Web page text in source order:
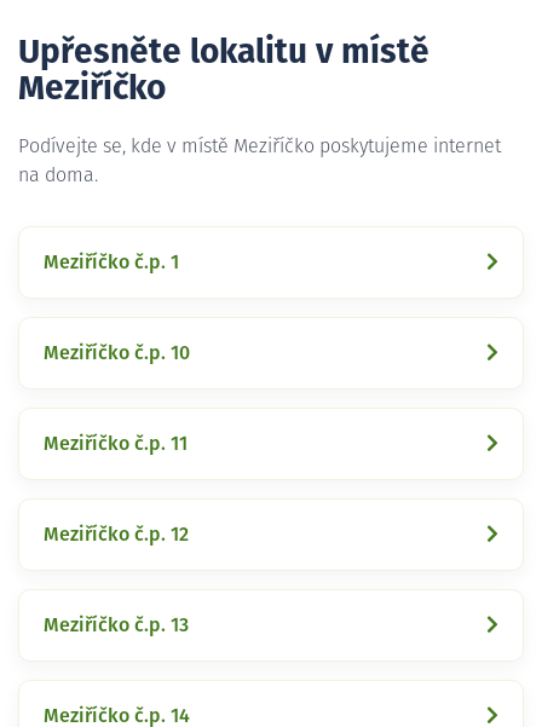
Upřesněte lokalitu v místě
Meziříčko
Podívejte se, kde v místě Meziříčko poskytujeme internet
na doma.
Meziříčko č.p. 1
Meziříčko č.p. 10
Meziříčko č.p. 11
Meziříčko č.p. 12
Meziříčko č.p. 13
Meziříčko č.p. 14